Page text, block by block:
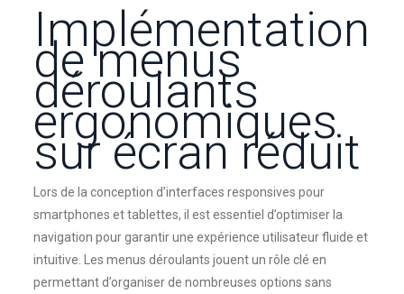
Implémentation
de menus
déroulants
ergonomiques
sur écran réduit
Lors de la conception d’interfaces responsives pour
smartphones et tablettes, il est essentiel d’optimiser la
navigation pour garantir une expérience utilisateur fluide et
intuitive. Les menus déroulants jouent un rôle clé en
permettant d’organiser de nombreuses options sans